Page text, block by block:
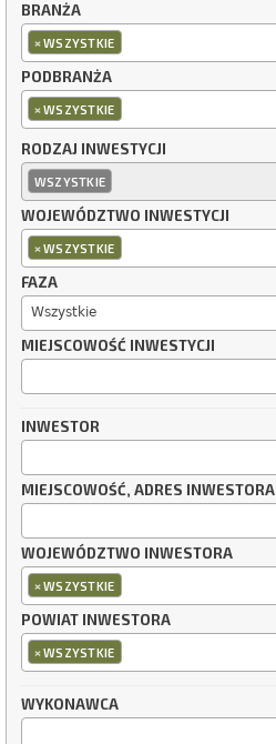
BRANŻA
×WSZYSTKIE
PODBRANŻA
×WSZYSTKIE
RODZAJ INWESTYCJI
WSZYSTKIE
WOJEWÓDZTWO INWESTYCJI
×WSZYSTKIE
FAZA
Wszystkie
MIEJSCOWOŚĆ INWESTYCJI
INWESTOR
MIEJSCOWOŚĆ, ADRES INWESTORA
WOJEWÓDZTWO INWESTORA
×WSZYSTKIE
POWIAT INWESTORA
×WSZYSTKIE
WYKONAWCA